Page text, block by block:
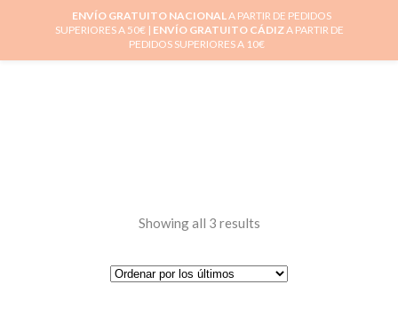
Showing all 3 results
ENVÍO GRATUITO NACIONALA PARTIR DE PEDIDOS
SUPERIORES A 50€ | ENVÍO GRATUITO CÁDIZA PARTIR DE
PEDIDOS SUPERIORES A 10€